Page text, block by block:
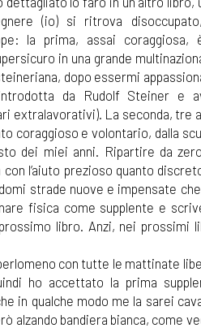
(io) si ritrova
la prima, assai coraggiosa,
in una grande
dopo essermi
da Rudolf Steiner e
extralavorativi). La seconda, tre
coraggioso e volontario, dalla
dei miei anni. Ripartire da
l’aiuto prezioso quanto
strade nuove e impensate
fisica come supplente e
libro. Anzi, nei prossimi
con tutte le mattinate
ho accettato la prima
in qualche modo me la sarei
alzando bandiera bianca, come